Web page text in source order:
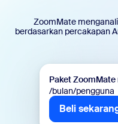
ZoomMate
berdasarkan percakapan
Paket
/bulan/pengguna
Beli
Beli